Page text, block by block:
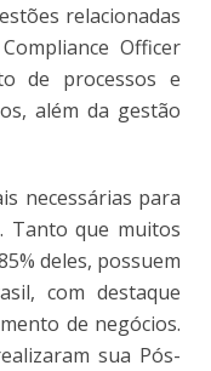
relacionadas
Officer
de processos e
além da gestão
necessárias para
Tanto que muitos
deles, possuem
com destaque
de negócios.
sua Pós-